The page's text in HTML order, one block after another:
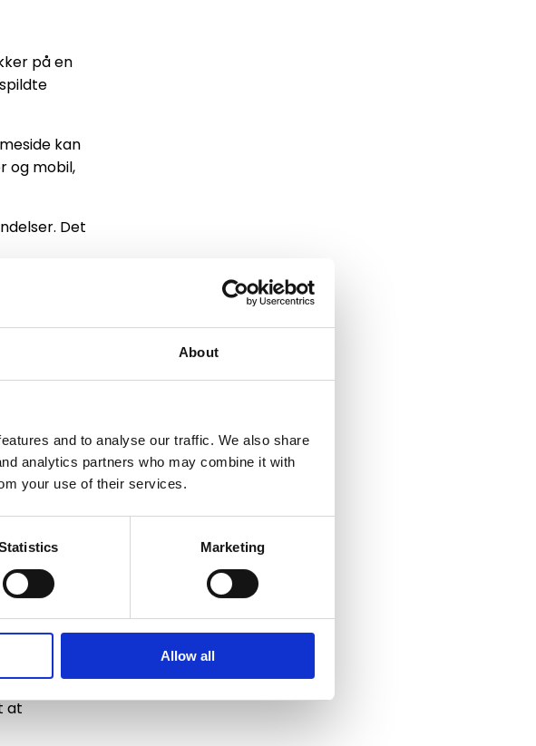
About
and to analyse our traffic. We also share
analytics partners who may combine it with
your use of their services.
Marketing
Allow all
på en
kan
og mobil,
Det
blandt de
så de
anden
at